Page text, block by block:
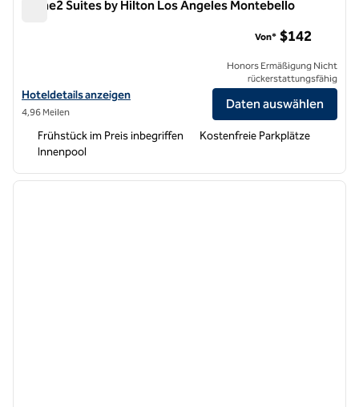
Home2 Suites by Hilton Los Angeles Montebello
Hoteldetails für Home2 Suites by Hilton Los Angeles Montebello
Hoteldetails anzeigen
4,96 Meilen
Von* $142
Honors Ermäßigung Nicht
rückerstattungsfähig
Daten auswählen
Frühstück im Preis inbegriffen
Kostenfreie Parkplätze
Innenpool
1 von 12